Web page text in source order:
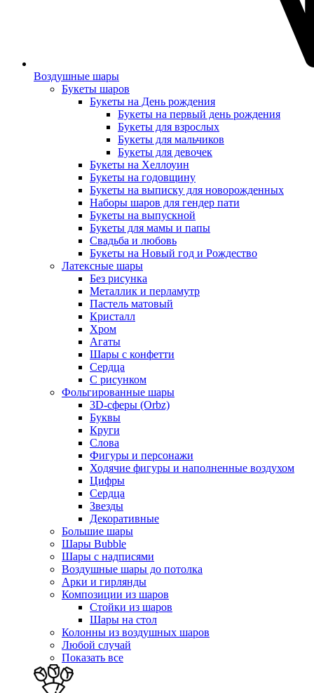
Воздушные шары
Букеты шаров
Букеты на День рождения
Букеты на первый день рождения
Букеты для взрослых
Букеты для мальчиков
Букеты для девочек
Букеты на Хеллоуин
Букеты на годовщину
Букеты на выписку для новорожденных
Наборы шаров для гендер пати
Букеты на выпускной
Букеты для мамы и папы
Свадьба и любовь
Букеты на Новый год и Рождество
Латексные шары
Без рисунка
Металлик и перламутр
Пастель матовый
Кристалл
Хром
Агаты
Шары с конфетти
Сердца
С рисунком
Фольгированные шары
3D-сферы (Orbz)
Буквы
Круги
Слова
Фигуры и персонажи
Ходячие фигуры и наполненные воздухом
Цифры
Сердца
Звезды
Декоративные
Большие шары
Шары Bubble
Шары с надписями
Воздушные шары до потолка
Арки и гирлянды
Композиции из шаров
Стойки из шаров
Шары на стол
Колонны из воздушных шаров
Любой случай
Показать все